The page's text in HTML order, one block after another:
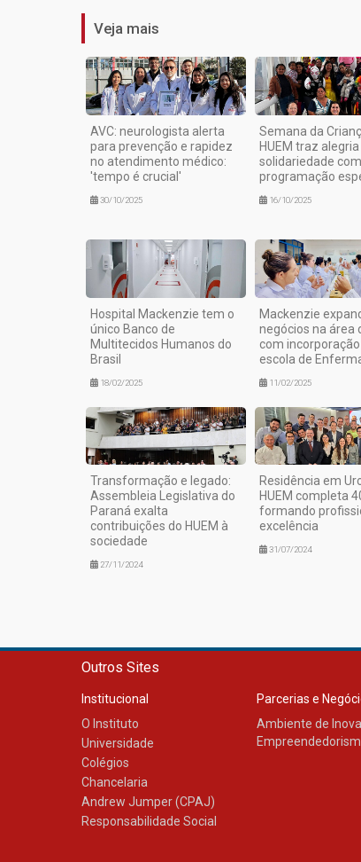
Veja mais
AVC: neurologista alerta
para prevenção e rapidez
no atendimento médico:
'tempo é crucial'
30/10/2025
Semana da
HUEM traz alegria
solidariedade com
programação
16/10/2025
Hospital Mackenzie tem o
único Banco de
Multitecidos Humanos do
Brasil
18/02/2025
Mackenzie
negócios na área
com
escola de
11/02/2025
Transformação e legado:
Assembleia Legislativa do
Paraná exalta
contribuições do HUEM à
sociedade
27/11/2024
Residência em
HUEM completa
formando
excelência
31/07/2024
Outros Sites
Institucional
O Instituto
Universidade
Colégios
Chancelaria
Andrew Jumper (CPAJ)
Responsabilidade Social
Parcerias e
Ambiente de